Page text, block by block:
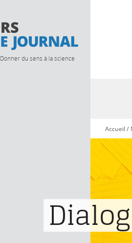
Donner du sens à la science
Vous êtes
Accueil/